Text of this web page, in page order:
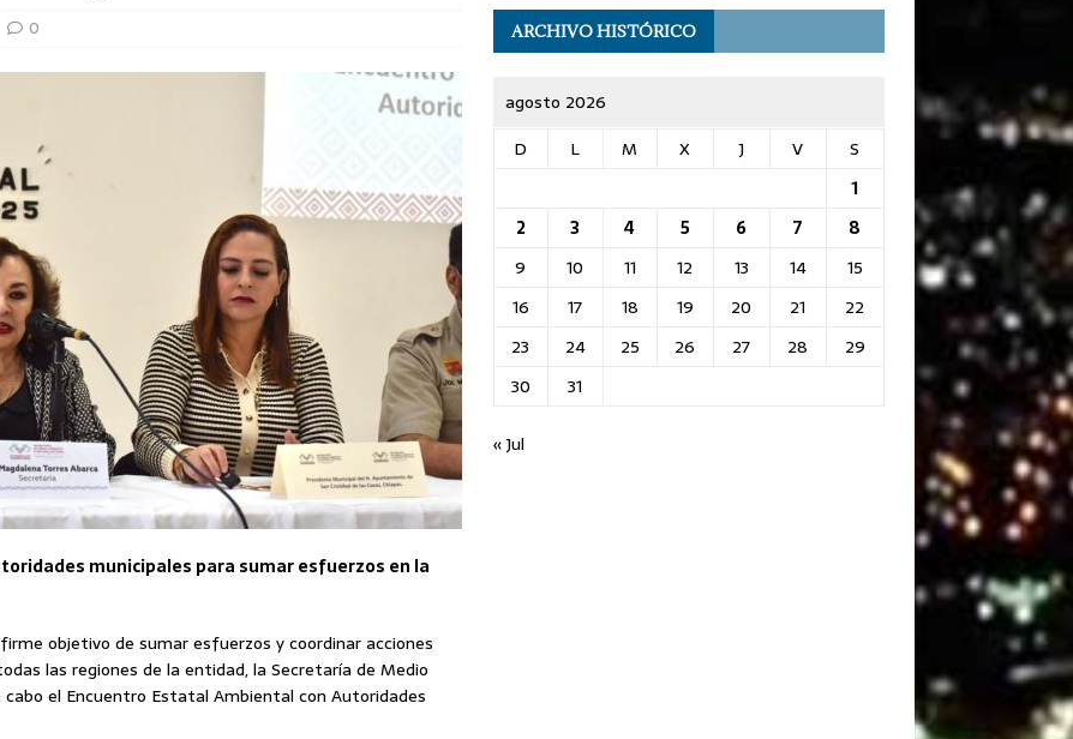
0
municipales para sumar esfuerzos en la
objetivo de sumar esfuerzos y coordinar acciones
las regiones de la entidad, la Secretaría de Medio
el Encuentro Estatal Ambiental con Autoridades
ARCHIVO HISTÓRICO
agosto 2026
D
L M X J V
S
1
2
3 4 5 6 7
8
9
10 11 12 13 14
15
16
17 18 19 20 21
22
23
24 25 26 27 28
29
30
31
« Jul